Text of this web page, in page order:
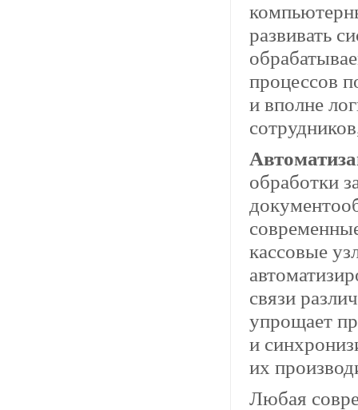
развивать
процессов
и вполне
обработки
кассовые
связи
упрощает
и
их
Любая